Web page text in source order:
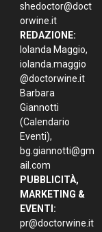
shedoctor@doct
orwine.it
REDAZIONE:
Iolanda Maggio,
iolanda.maggio
@doctorwine.it
Barbara
Giannotti
(Calendario
Eventi),
bg.giannotti@gm
ail.com
PUBBLICITÀ,
MARKETING &
EVENTI:
pr@doctorwine.it